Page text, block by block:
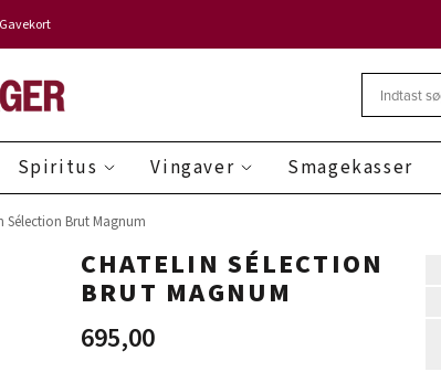
Gavekort
Spiritus Vingaver Smagekasser
Sélection Brut Magnum
CHATELIN SÉLECTION
BRUT MAGNUM
695,00